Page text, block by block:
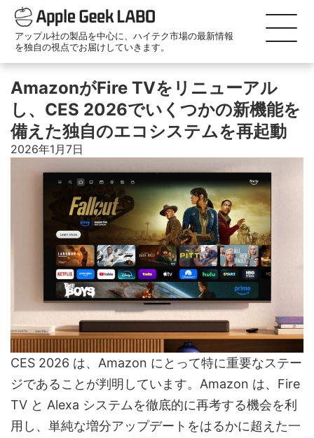
アップル社の製品を中心に、ハイテク市場の最新情報
を独自の視点でお届けしていきます。
AmazonがFire TVをリニューアル
し、CES 2026でいくつかの新機能を
備えた独自のエコシステムを再起動
2026年1月7日
CES 2026 は、Amazon にとって特に重要なステー
ジであることが判明しています。Amazon は、Fire
TV と Alexa システムを徹底的に再考する機会を利
用し、単純な増分アップデートをはるかに超えた一